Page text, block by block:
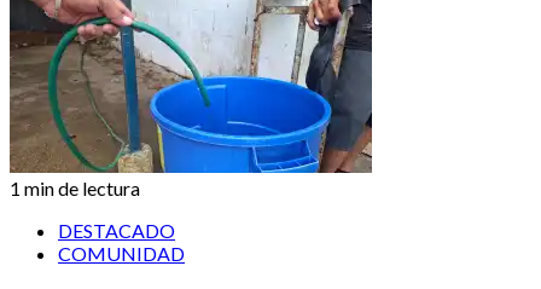
1 min de lectura
DESTACADO
COMUNIDAD